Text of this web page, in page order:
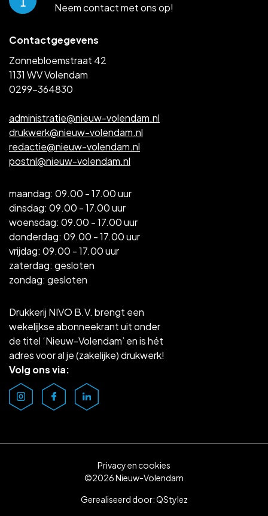
Drukkerij NIVO B.V. brengt een
wekelijkse abonneekrant uit onder
de titel ‘Nieuw-Volendam’ en is hét
adres voor al je (zakelijke) drukwerk!
Volg ons via:
Contactgegevens
Zonnebloemstraat 42
1131 WV Volendam
0299-364830
administratie@nieuw-volendam.nl
drukwerk@nieuw-volendam.nl
redactie@nieuw-volendam.nl
postnl@nieuw-volendam.nl
maandag: 09.00 - 17.00 uur
dinsdag: 09.00 - 17.00 uur
woensdag: 09.00 - 17.00 uur
donderdag: 09.00 - 17.00 uur
vrijdag: 09.00 - 17.00 uur
zaterdag: gesloten
zondag: gesloten
Neem contact met ons op!
Privacy en cookies
©2026 Nieuw-Volendam
Gerealiseerd door:QStylez